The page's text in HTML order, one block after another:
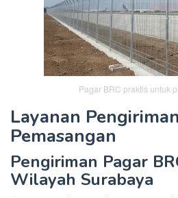
Pagar BRC praktis untuk
Layanan
Pemasangan
Pengiriman Pagar
Wilayah Surabaya